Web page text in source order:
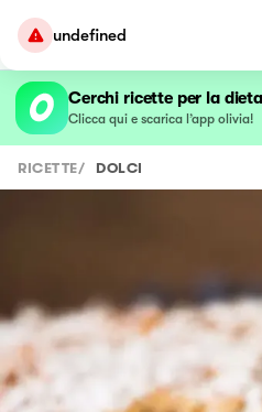
undefined
Cerchi ricette per la
Clicca qui e scarica l’app olivia!
RICETTE/ DOLCI